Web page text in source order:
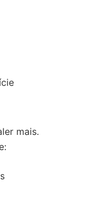
mais.